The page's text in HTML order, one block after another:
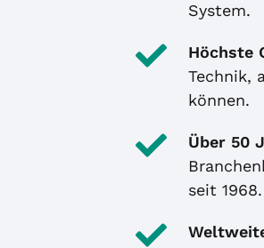
System.
Höchste
Technik,
können.
Über 50
seit 1968.